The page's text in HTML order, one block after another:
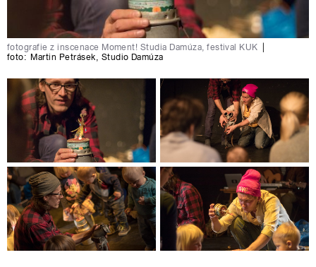
fotografie z inscenace Moment! Studia Damúza, festival KUK
foto: Martin Petrásek, Studio Damúza